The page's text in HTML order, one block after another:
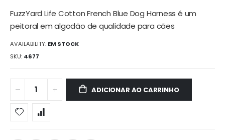
FuzzYard Life Cotton French Blue Dog Harness é um
peitoral em algodão de qualidade para cães
AVAILABILITY: EM STOCK
SKU 4677
ADICIONAR AO CARRINHO